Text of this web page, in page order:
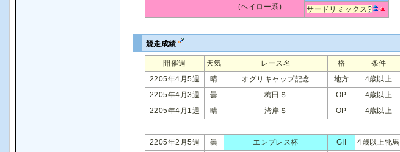
(ヘイロー系)
サードリミックス?
競走成績
開催週 天気 レース名 格 条件
2205年4月5週
晴 オグリキャップ記念 地方 4歳以上
2205年4月3週
曇 梅田Ｓ OP 4歳以上
2205年4月1週
晴 湾岸Ｓ OP 4歳以上
2205年2月5週
曇 エンプレス杯 GII 4歳以上牝馬